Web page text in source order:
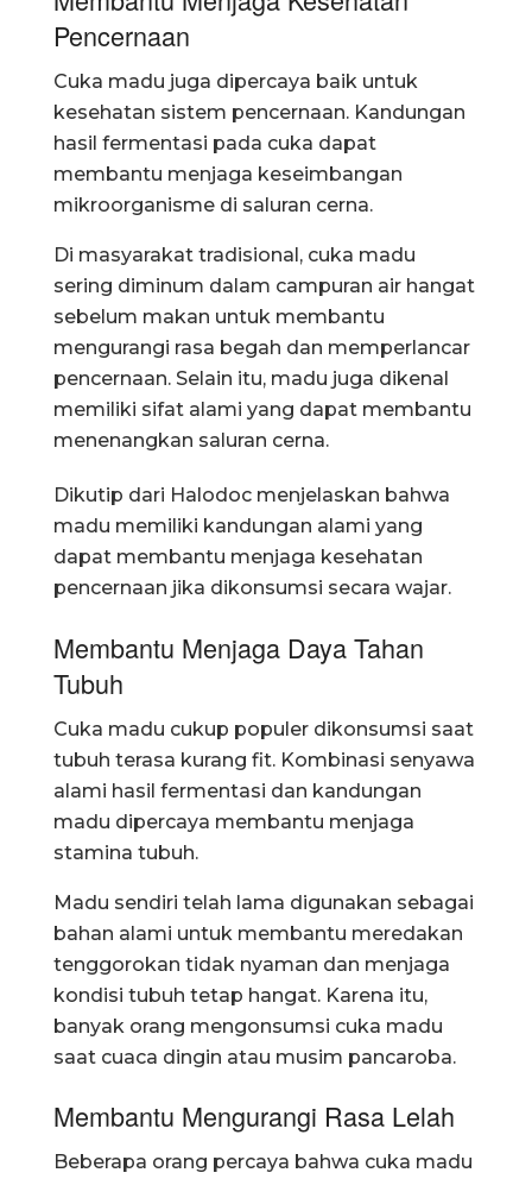
Pencernaan
Cuka madu juga dipercaya baik untuk
kesehatan sistem pencernaan. Kandungan
hasil fermentasi pada cuka dapat
membantu menjaga keseimbangan
mikroorganisme di saluran cerna.
Di masyarakat tradisional, cuka madu
sering diminum dalam campuran air hangat
sebelum makan untuk membantu
mengurangi rasa begah dan memperlancar
pencernaan. Selain itu, madu juga dikenal
memiliki sifat alami yang dapat membantu
menenangkan saluran cerna.
Dikutip dari Halodoc menjelaskan bahwa
madu memiliki kandungan alami yang
dapat membantu menjaga kesehatan
pencernaan jika dikonsumsi secara wajar.
Membantu Menjaga Daya Tahan
Tubuh
Cuka madu cukup populer dikonsumsi saat
tubuh terasa kurang fit. Kombinasi senyawa
alami hasil fermentasi dan kandungan
madu dipercaya membantu menjaga
stamina tubuh.
Madu sendiri telah lama digunakan sebagai
bahan alami untuk membantu meredakan
tenggorokan tidak nyaman dan menjaga
kondisi tubuh tetap hangat. Karena itu,
banyak orang mengonsumsi cuka madu
saat cuaca dingin atau musim pancaroba.
Membantu Mengurangi Rasa Lelah
Beberapa orang percaya bahwa cuka madu